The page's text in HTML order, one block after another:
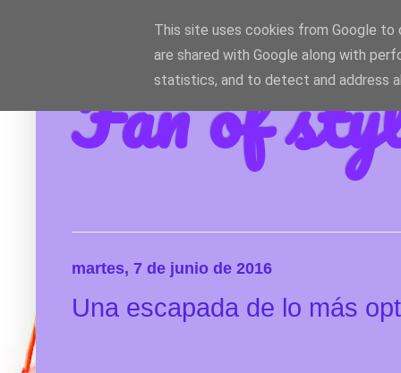
Fan of
martes, 7 de junio de 2016
Una escapada de lo más
This site uses cookies from Google to
are shared with Google along with
statistics, and to detect and address